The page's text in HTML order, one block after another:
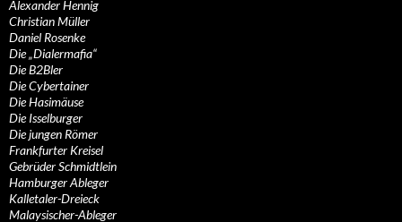
Alexander Hennig
Christian Müller
Daniel Rosenke
Die „Dialermafia“
Die B2Bler
Die Cybertainer
Die Hasimäuse
Die Isselburger
Die jungen Römer
Frankfurter Kreisel
Gebrüder Schmidtlein
Hamburger Ableger
Kalletaler-Dreieck
Malaysischer-Ableger